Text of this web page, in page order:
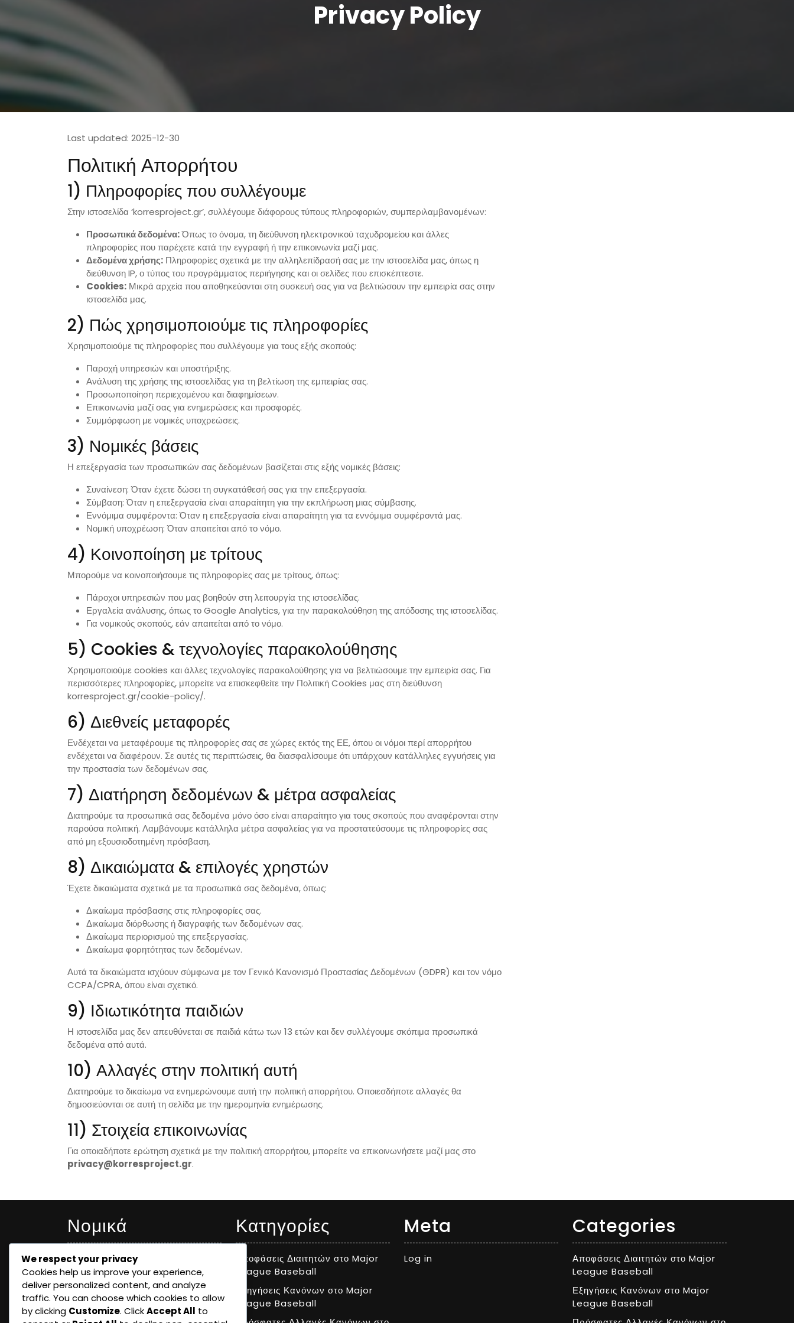
Privacy Policy
Last updated: 2025-12-30
Πολιτική Απορρήτου
1) Πληροφορίες που συλλέγουμε
Στην ιστοσελίδα ‘korresproject.gr’, συλλέγουμε διάφορους τύπους πληροφοριών, συμπεριλαμβανομένων:
Προσωπικά δεδομένα:Όπως το όνομα, τη διεύθυνση ηλεκτρονικού ταχυδρομείου και άλλες
πληροφορίες που παρέχετε κατά την εγγραφή ή την επικοινωνία μαζί μας.
Δεδομένα χρήσης: Πληροφορίες σχετικά με την αλληλεπίδρασή σας με την ιστοσελίδα μας, όπως η
διεύθυνση IP, ο τύπος του προγράμματος περιήγησης και οι σελίδες που επισκέπτεστε.
Cookies: Μικρά αρχεία που αποθηκεύονται στη συσκευή σας για να βελτιώσουν την εμπειρία σας στην
ιστοσελίδα μας.
2) Πώς χρησιμοποιούμε τις πληροφορίες
Χρησιμοποιούμε τις πληροφορίες που συλλέγουμε για τους εξής σκοπούς:
Παροχή υπηρεσιών και υποστήριξης.
Ανάλυση της χρήσης της ιστοσελίδας για τη βελτίωση της εμπειρίας σας.
Προσωποποίηση περιεχομένου και διαφημίσεων.
Επικοινωνία μαζί σας για ενημερώσεις και προσφορές.
Συμμόρφωση με νομικές υποχρεώσεις.
3) Νομικές βάσεις
Η επεξεργασία των προσωπικών σας δεδομένων βασίζεται στις εξής νομικές βάσεις:
Συναίνεση: Όταν έχετε δώσει τη συγκατάθεσή σας για την επεξεργασία.
Σύμβαση: Όταν η επεξεργασία είναι απαραίτητη για την εκπλήρωση μιας σύμβασης.
Εννόμιμα συμφέροντα: Όταν η επεξεργασία είναι απαραίτητη για τα εννόμιμα συμφέροντά μας.
Νομική υποχρέωση: Όταν απαιτείται από το νόμο.
4) Κοινοποίηση με τρίτους
Μπορούμε να κοινοποιήσουμε τις πληροφορίες σας με τρίτους, όπως:
Πάροχοι υπηρεσιών που μας βοηθούν στη λειτουργία της ιστοσελίδας.
Εργαλεία ανάλυσης, όπως το Google Analytics, για την παρακολούθηση της απόδοσης της ιστοσελίδας.
Για νομικούς σκοπούς, εάν απαιτείται από το νόμο.
5) Cookies & τεχνολογίες παρακολούθησης
Χρησιμοποιούμε cookies και άλλες τεχνολογίες παρακολούθησης για να βελτιώσουμε την εμπειρία σας. Για
περισσότερες πληροφορίες, μπορείτε να επισκεφθείτε την Πολιτική Cookies μας στη διεύθυνση
korresproject.gr/cookie-policy/.
6) Διεθνείς μεταφορές
Ενδέχεται να μεταφέρουμε τις πληροφορίες σας σε χώρες εκτός της ΕΕ, όπου οι νόμοι περί απορρήτου
ενδέχεται να διαφέρουν. Σε αυτές τις περιπτώσεις, θα διασφαλίσουμε ότι υπάρχουν κατάλληλες εγγυήσεις για
την προστασία των δεδομένων σας.
7) Διατήρηση δεδομένων & μέτρα ασφαλείας
Διατηρούμε τα προσωπικά σας δεδομένα μόνο όσο είναι απαραίτητο για τους σκοπούς που αναφέρονται στην
παρούσα πολιτική. Λαμβάνουμε κατάλληλα μέτρα ασφαλείας για να προστατεύσουμε τις πληροφορίες σας
από μη εξουσιοδοτημένη πρόσβαση.
8) Δικαιώματα & επιλογές χρηστών
Έχετε δικαιώματα σχετικά με τα προσωπικά σας δεδομένα, όπως:
Δικαίωμα πρόσβασης στις πληροφορίες σας.
Δικαίωμα διόρθωσης ή διαγραφής των δεδομένων σας.
Δικαίωμα περιορισμού της επεξεργασίας.
Δικαίωμα φορητότητας των δεδομένων.
Αυτά τα δικαιώματα ισχύουν σύμφωνα με τον Γενικό Κανονισμό Προστασίας Δεδομένων (GDPR) και τον νόμο
CCPA/CPRA, όπου είναι σχετικό.
9) Ιδιωτικότητα παιδιών
Η ιστοσελίδα μας δεν απευθύνεται σε παιδιά κάτω των 13 ετών και δεν συλλέγουμε σκόπιμα προσωπικά
δεδομένα από αυτά.
10) Αλλαγές στην πολιτική αυτή
Διατηρούμε το δικαίωμα να ενημερώνουμε αυτή την πολιτική απορρήτου. Οποιεσδήποτε αλλαγές θα
δημοσιεύονται σε αυτή τη σελίδα με την ημερομηνία ενημέρωσης.
11) Στοιχεία επικοινωνίας
Για οποιαδήποτε ερώτηση σχετικά με την πολιτική απορρήτου, μπορείτε να επικοινωνήσετε μαζί μας στο
privacy@korresproject.gr.
Νομικά
Πολιτική για cookies
Όροι και προϋποθέσεις
Επικοινωνήστε μαζί μας
Σχετικά
Κατηγορίες
Αποφάσεις Διαιτητών στο Major
League Baseball
Εξηγήσεις Κανόνων στο Major
League Baseball
Meta
Log in
Categories
Αποφάσεις Διαιτητών στο Major
League Baseball
Εξηγήσεις Κανόνων στο Major
League Baseball
We respect your privacy
Cookies help us improve your experience,
deliver personalized content, and analyze
traffic. You can choose which cookies to allow
by clicking Customize. ClickAccept All to